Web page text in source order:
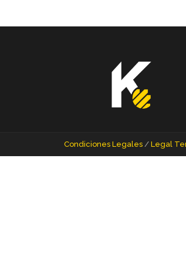
Condiciones Legales / Legal